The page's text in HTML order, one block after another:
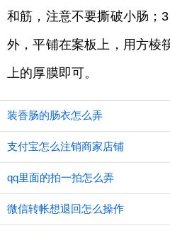
和筋，注意不要撕破小肠；
外，平铺在案板上，用方棱
上的厚膜即可。
装香肠的肠衣怎么弄
支付宝怎么注销商家店铺
qq里面的拍一拍怎么弄
微信转帐想退回怎么操作